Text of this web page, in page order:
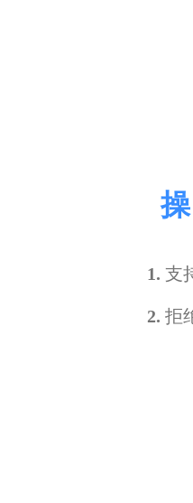
1. 支
2. 拒